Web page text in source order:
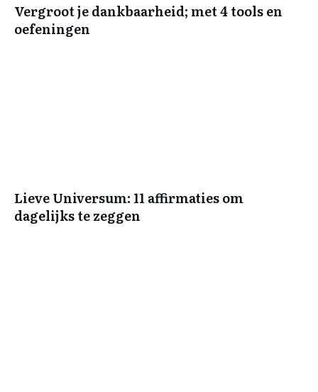
Vergroot je dankbaarheid; met 4 tools en
oefeningen
Lieve Universum: 11 affirmaties om
dagelijks te zeggen